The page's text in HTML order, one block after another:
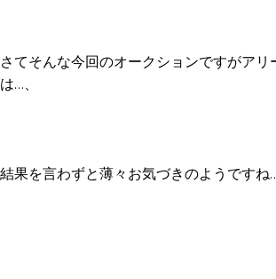
さてそんな今回のオークションですがアリ
は…、
結果を言わずと薄々お気づきのようですね